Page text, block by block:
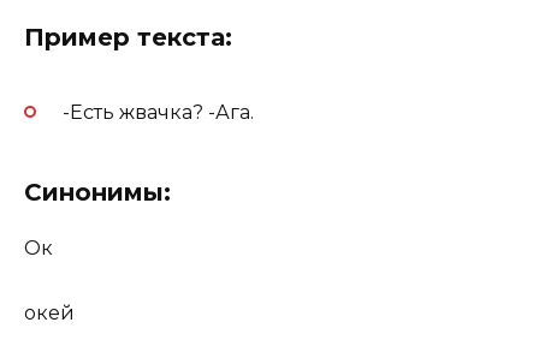
Пример текста:
-Есть жвачка? -Ага.
Синонимы:
Ок
окей